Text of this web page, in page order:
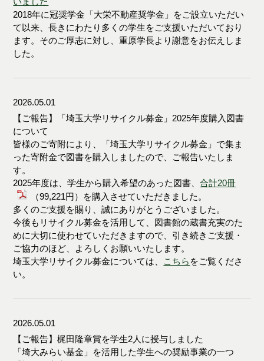
2018年に冠奨学金「大栄不動産奨学金」をご設立いただい
て以来、長きにわたり多くの学生をご支援いただいており
ます。そのご厚志に対し、重原学長より謝意をお伝えしま
した。
2026.05.01
【ご報告】「埼玉大学リサイクル募金」2025年度購入図書
について
皆様のご寄附により、「埼玉大学リサイクル募金」で集ま
った寄附金で図書を購入しましたので、ご報告いたしま
す。
2025年度は、学生から購入希望のあった図書、合計20冊
（99,221円）を購入させていただきました。
多くのご支援を賜り、誠にありがとうございました。
今後もリサイクル募金を活用して、図書館の蔵書充実のた
めに大切に使わせていただきますので、引き続きご支援・
ご協力のほど、よろしくお願いいたします。
埼玉大学リサイクル募金については、 こちら をご覧くださ
い。
2026.05.01
【ご報告】梶田隆章賞を学生2人に授与しました
「埼大みらい基金」を活用した学生への奨励事業の一つ